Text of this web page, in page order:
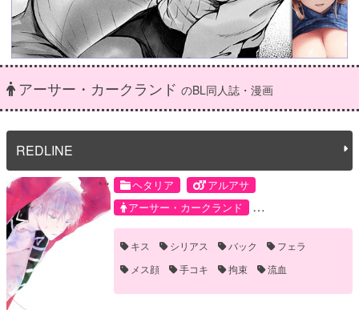
アーサー・カークランド のBL同人誌・漫画
REDLINE
ヘタリア
アルアサ
アーサー・カークランド
アルフレッド・F・ジョーンズ
キス シリアス バック
フェラ
メス顔
手コキ 拘束 流血